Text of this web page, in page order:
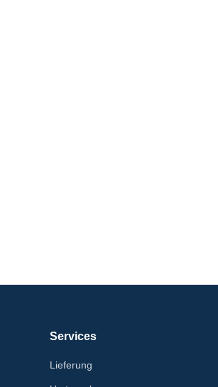
Services
Lieferung